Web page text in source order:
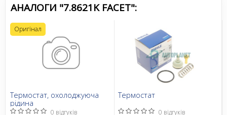
АНАЛОГИ "7.8621K FACET":
Термостат, охолоджуюча
рідина
0 відгуків
Оригінал
Термостат
0 відгуків